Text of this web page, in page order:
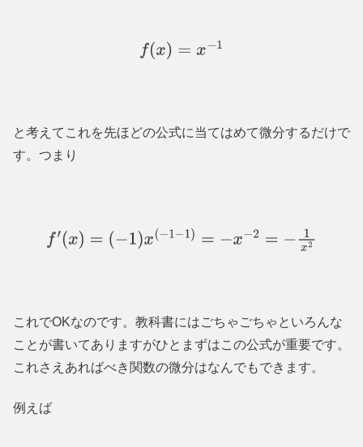
f( x)=x −1
と考えてこれを先ほどの公式に当てはめて微分するだけで
す。つまり
f′( x)=(−1) x(−1−1) = 2 =− 1x2
これでOKなのです。教科書にはごちゃごちゃといろんな
ことが書いてありますがひとまずはこの公式が重要です。
これさえあればべき関数の微分はなんでもできます。
例えば